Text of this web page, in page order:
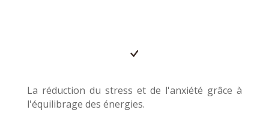
La réduction du stress et de l'anxiété grâce à
l'équilibrage des énergies.